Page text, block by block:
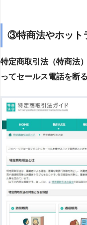
③特商法やホット
特定商取引法（特商法
ってセールス電話を断